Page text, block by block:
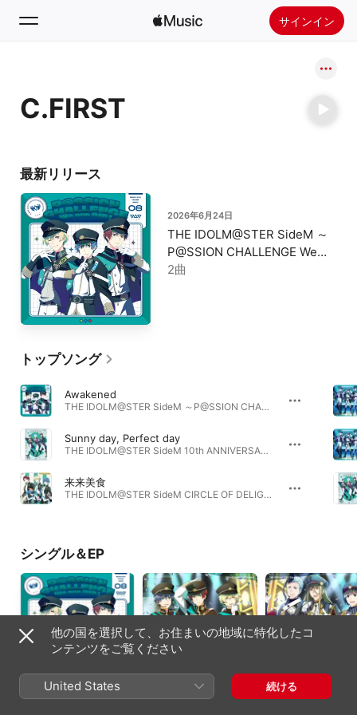
サインイン
ホーム
C.FIRST
最新リリース
2026年6月24日
THE IDOLM@STER SideM ～
P@SSION CHALLENGE We
are 315!～ MONTHLY THEME
2曲
トップソング
Awakened
THE IDOLM@STER SideM ～P@SSION CHALLENGE We are 315!～ MONTHLY THEME SONG 08 C.FIRST - Single · 2026年
Sunny day, Perfect day
THE IDOLM@STER SideM 10th ANNIVERSARY P@SSION 16 C.FIRST · 2025年
来来美食
THE IDOLM@STER SideM CIRCLE OF DELIGHT 01 C.FIRST - EP · 2023年
シングル＆EP
THE IDOLM@STER
THE IDOLM@STER
THE IDOLM@STER
他の国を選択して、お住まいの地域に特化したコ
ンテンツをご覧ください
United States 続ける